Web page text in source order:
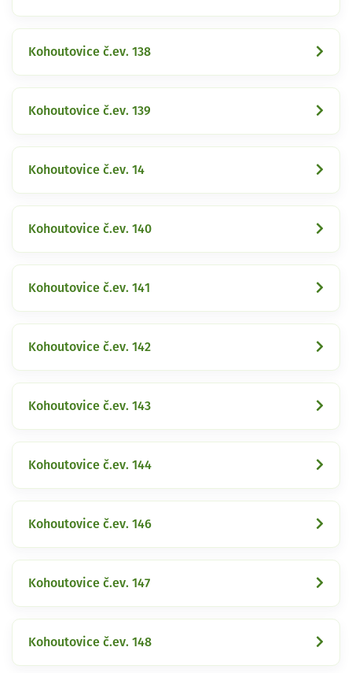
Kohoutovice č.ev. 138
Kohoutovice č.ev. 139
Kohoutovice č.ev. 14
Kohoutovice č.ev. 140
Kohoutovice č.ev. 141
Kohoutovice č.ev. 142
Kohoutovice č.ev. 143
Kohoutovice č.ev. 144
Kohoutovice č.ev. 146
Kohoutovice č.ev. 147
Kohoutovice č.ev. 148